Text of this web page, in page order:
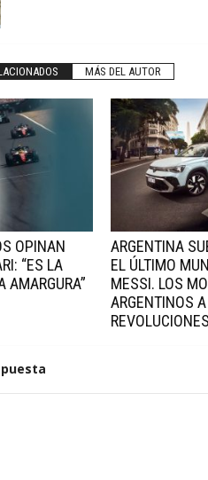
MÁS DEL AUTOR
OPINAN
“ES LA
AMARGURA”
ARGENTINA
EL ÚLTIMO
MESSI. LOS
ARGENTINOS
REVOLUCIONES